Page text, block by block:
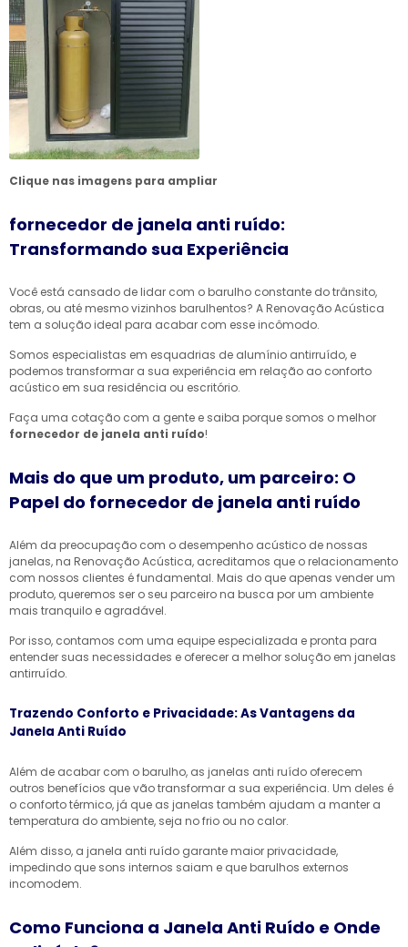
Clique nas imagens para ampliar
fornecedor de janela anti ruído:
Transformando sua Experiência
Você está cansado de lidar com o barulho constante do trânsito,
obras, ou até mesmo vizinhos barulhentos? A Renovação Acústica
tem a solução ideal para acabar com esse incômodo.
Somos especialistas em esquadrias de alumínio antirruído, e
podemos transformar a sua experiência em relação ao conforto
acústico em sua residência ou escritório.
Faça uma cotação com a gente e saiba porque somos o melhor
fornecedor de janela anti ruído!
Mais do que um produto, um parceiro: O
Papel do fornecedor de janela anti ruído
Além da preocupação com o desempenho acústico de nossas
janelas, na Renovação Acústica, acreditamos que o relacionamento
com nossos clientes é fundamental. Mais do que apenas vender um
produto, queremos ser o seu parceiro na busca por um ambiente
mais tranquilo e agradável.
Por isso, contamos com uma equipe especializada e pronta para
entender suas necessidades e oferecer a melhor solução em janelas
antirruído.
Trazendo Conforto e Privacidade: As Vantagens da
Janela Anti Ruído
Além de acabar com o barulho, as janelas anti ruído oferecem
outros benefícios que vão transformar a sua experiência. Um deles é
o conforto térmico, já que as janelas também ajudam a manter a
temperatura do ambiente, seja no frio ou no calor.
Além disso, a janela anti ruído garante maior privacidade,
impedindo que sons internos saiam e que barulhos externos
incomodem.
Como Funciona a Janela Anti Ruído e Onde